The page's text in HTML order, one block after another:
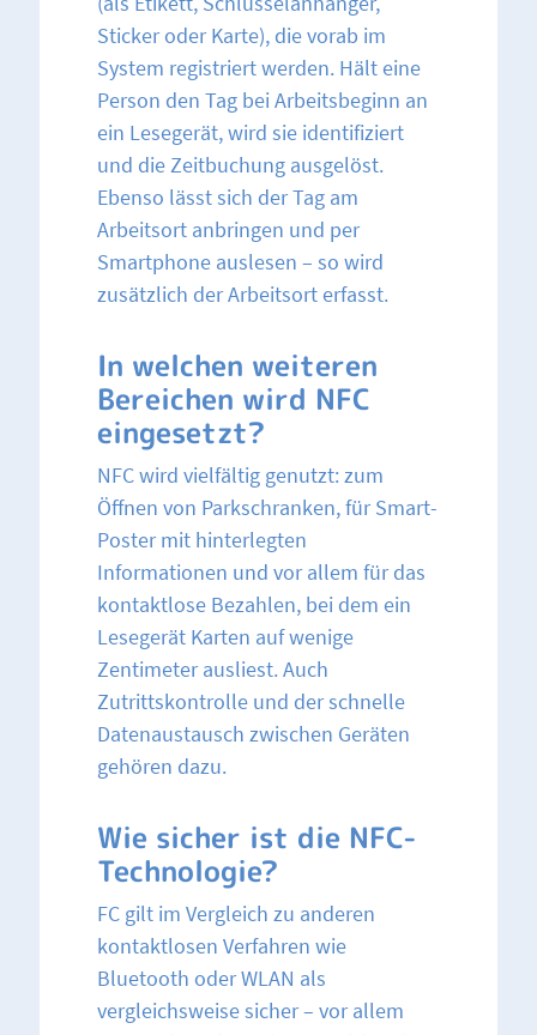
Sticker oder Karte), die vorab im
System registriert werden. Hält eine
Person den Tag bei Arbeitsbeginn an
ein Lesegerät, wird sie identifiziert
und die Zeitbuchung ausgelöst.
Ebenso lässt sich der Tag am
Arbeitsort anbringen und per
Smartphone auslesen – so wird
zusätzlich der Arbeitsort erfasst.
In welchen weiteren
Bereichen wird NFC
eingesetzt?
NFC wird vielfältig genutzt: zum
Öffnen von Parkschranken, für Smart-
Poster mit hinterlegten
Informationen und vor allem für das
kontaktlose Bezahlen, bei dem ein
Lesegerät Karten auf wenige
Zentimeter ausliest. Auch
Zutrittskontrolle und der schnelle
Datenaustausch zwischen Geräten
gehören dazu.
Wie sicher ist die NFC-
Technologie?
FC gilt im Vergleich zu anderen
kontaktlosen Verfahren wie
Bluetooth oder WLAN als
vergleichsweise sicher – vor allem